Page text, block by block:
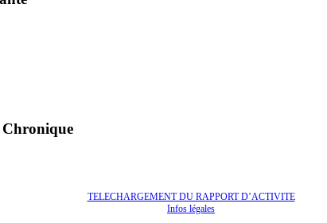
Chronique
TELECHARGEMENT DU RAPPORT D’ACTIVITE
Infos légales